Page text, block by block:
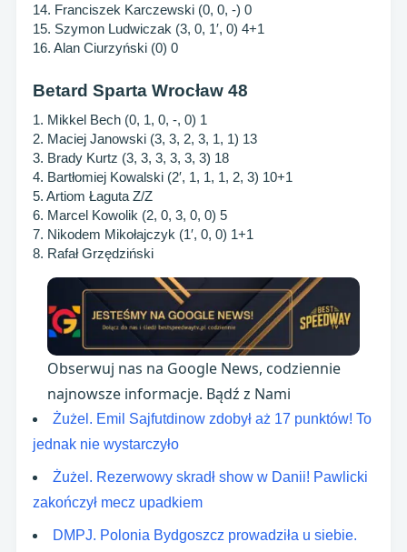
14. Franciszek Karczewski (0, 0, -) 0
15. Szymon Ludwiczak (3, 0, 1′, 0) 4+1
16. Alan Ciurzyński (0) 0
Betard Sparta Wrocław 48
1. Mikkel Bech (0, 1, 0, -, 0) 1
2. Maciej Janowski (3, 3, 2, 3, 1, 1) 13
3. Brady Kurtz (3, 3, 3, 3, 3, 3) 18
4. Bartłomiej Kowalski (2′, 1, 1, 1, 2, 3) 10+1
5. Artiom Łaguta Z/Z
6. Marcel Kowolik (2, 0, 3, 0, 0) 5
7. Nikodem Mikołajczyk (1′, 0, 0) 1+1
8. Rafał Grzędziński
Obserwuj nas na Google News, codziennie
najnowsze informacje. Bądź z Nami
Żużel. Emil Sajfutdinow zdobył aż 17 punktów! To
jednak nie wystarczyło
Żużel. Rezerwowy skradł show w Danii! Pawlicki
zakończył mecz upadkiem
DMPJ. Polonia Bydgoszcz prowadziła u siebie.